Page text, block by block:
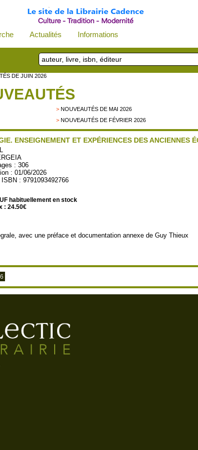
Actualités Informations
DE JUIN 2026
>NOUVEAUTÉS DE MAI 2026
>NOUVEAUTÉS DE FÉVRIER 2026
ENSEIGNEMENT ET EXPÉRIENCES DES ANCIENNES
: 306
: 01/06/2026
: 9791093492766
habituellement en stock
: 24.50€
avec une préface et documentation annexe de Guy Thieux